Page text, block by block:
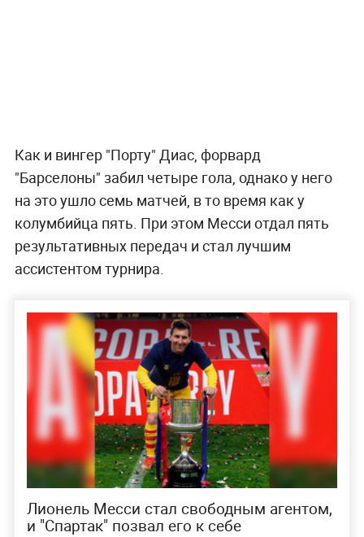
Как и вингер "Порту" Диас, форвард
"Барселоны" забил четыре гола, однако у него
на это ушло семь матчей, в то время как у
колумбийца пять. При этом Месси отдал пять
результативных передач и стал лучшим
ассистентом турнира.
Лионель Месси стал свободным агентом,
и "Спартак" позвал его к себе